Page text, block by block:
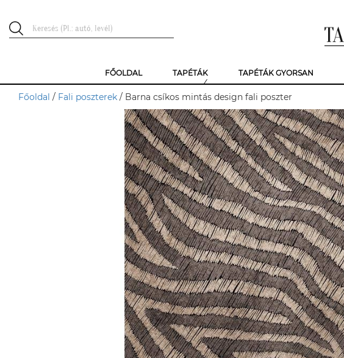
FŐOLDAL TAPÉTÁK TAPÉTÁK GYORSAN
Főoldal / Fali poszterek / Barna csíkos mintás design fali poszter